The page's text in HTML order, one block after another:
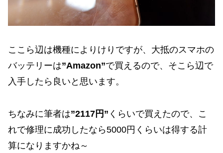
ここら辺は機種によりけりですが、大抵のスマホの
バッテリーは”Amazon”で買えるので、そこら辺で
入手したら良いと思います。
ちなみに筆者は”2117円” くらいで買えたので、こ
れで修理に成功したなら5000円くらいは得する計
算になりますかね～